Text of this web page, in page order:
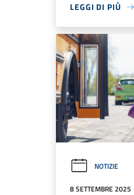
LEGGI DI PIÙ
NOTIZIE
8 SETTEMBRE 2025